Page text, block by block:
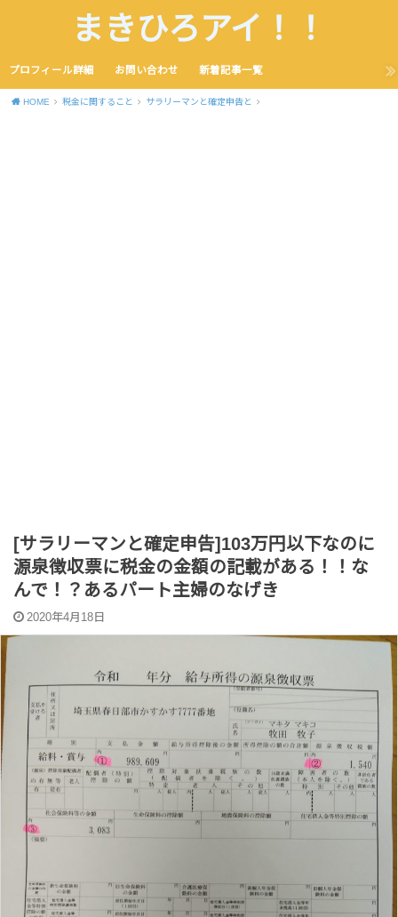
まきひろアイ！！
プロフィール詳細 お問い合わせ 新着記事一覧
HOME 税金に関すること サラリーマンと確定申告と
[サラリーマンと確定申告]103万円以下なのに
源泉徴収票に税金の金額の記載がある！！な
んで！？あるパート主婦のなげき
2020年4月18日